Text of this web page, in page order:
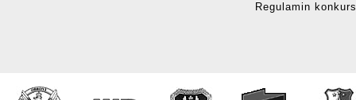
Regulamin